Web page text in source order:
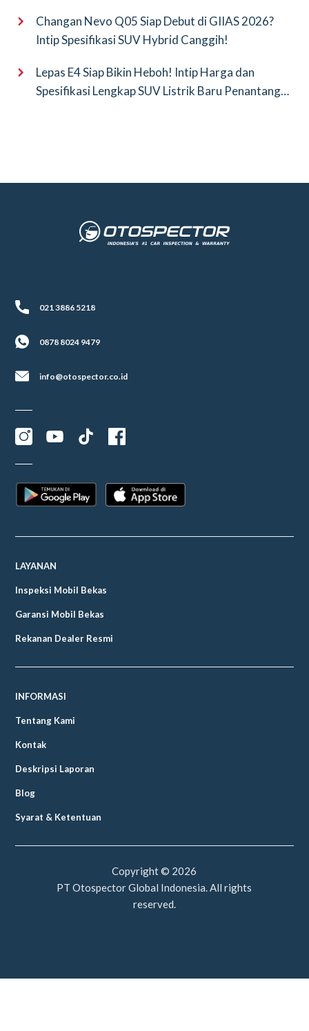
Changan Nevo Q05 Siap Debut di GIIAS 2026?
Intip Spesifikasi SUV Hybrid Canggih!
Lepas E4 Siap Bikin Heboh! Intip Harga dan
Spesifikasi Lengkap SUV Listrik Baru Penantang
021 3886 5218
0878 8024 9479
info@otospector.co.id
LAYANAN
Inspeksi Mobil Bekas
Garansi Mobil Bekas
Rekanan Dealer Resmi
INFORMASI
Tentang Kami
Kontak
Deskripsi Laporan
Blog
Syarat & Ketentuan
Copyright © 2026
PT Otospector Global Indonesia. All rights
reserved.